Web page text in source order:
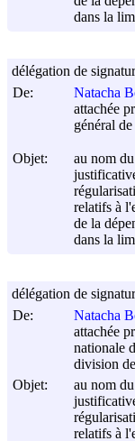
dans la
De:
Natacha
attachée
général
Objet:
au nom
relatifs à
de la
dans la
délégation de
De:
Natacha
attachée
nationale
division
Objet:
au nom
relatifs à
délégation de